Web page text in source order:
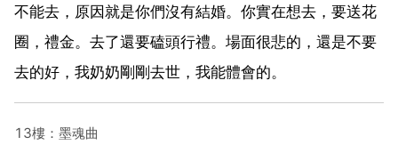
不能去，原因就是你們沒有結婚。你實在想去，要送花
圈，禮金。去了還要磕頭行禮。場面很悲的，還是不要
去的好，我奶奶剛剛去世，我能體會的。
13樓：墨魂曲